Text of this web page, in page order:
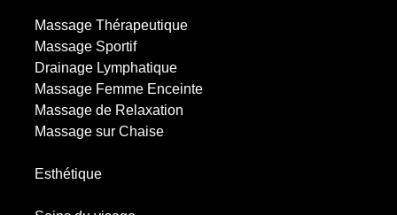
Massage Thérapeutique
Massage Sportif
Drainage Lymphatique
Massage Femme Enceinte
Massage de Relaxation
Massage sur Chaise
Esthétique